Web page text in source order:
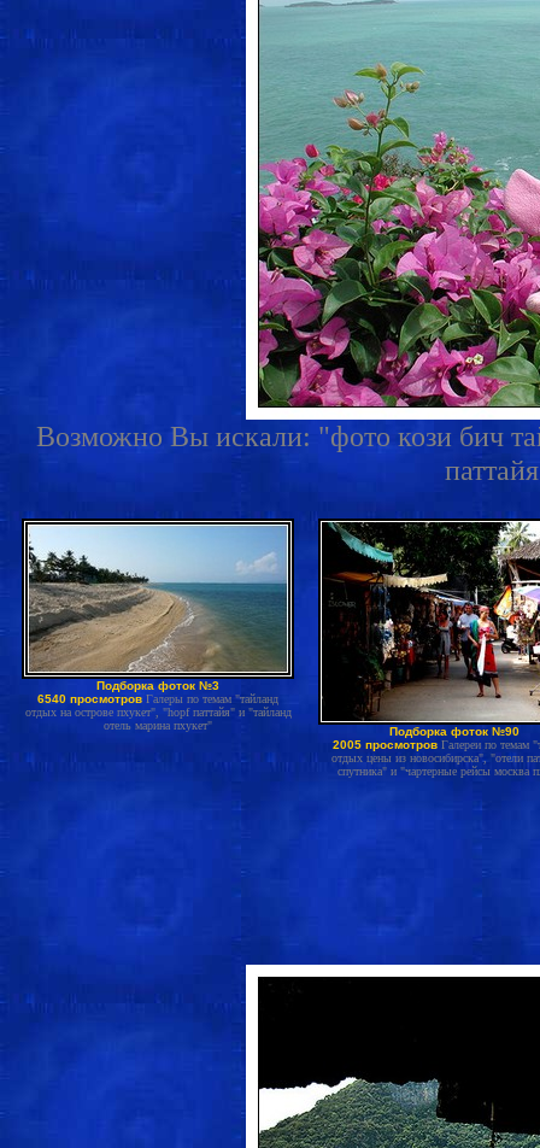
Возможно Вы искали: "фото кози бич
Подборка фоток №3
6540 просмотров Галеры по темам "тайланд
отдых на острове пхукет", "hopf паттайя" и "тайланд
отель марина пхукет"
Подборка фоток №90
2005 просмотров Галереи по темам
отдых цены из новосибирска", "отели
спутника" и "чартерные рейсы москва